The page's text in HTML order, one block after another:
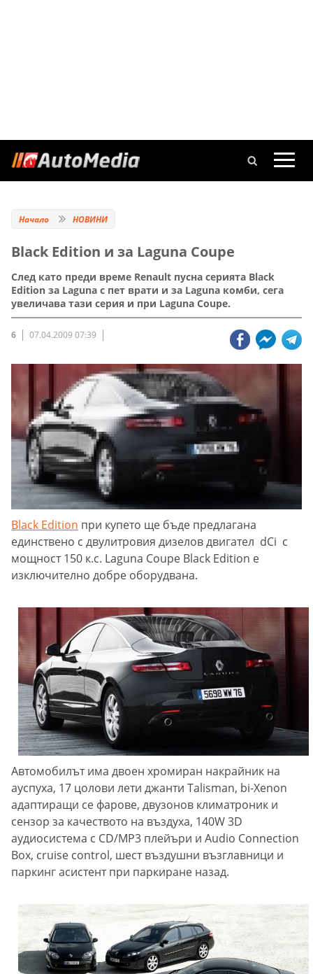
Начало НОВИНИ
Black Edition и за Laguna Coupe
След като преди време Renault пусна серията Black
Edition за Laguna с пет врати и за Laguna комби, сега
увеличава тази серия и при Laguna Coupe.
6 07.04.2009 07:39
Black Edition при купето ще бъде предлагана
единствено с двулитровия дизелов двигател dCi с
мощност 150 к.с. Laguna Coupe Black Edition е
изключително добре оборудвана.
Автомобилът има двоен хромиран накрайник на
ауспуха, 17 цолови лети джанти Talisman, bi-Xenon
адаптиращи се фарове, двузонов климатроник и
сензор за качеството на въздуха, 140W 3D
аудиосистема с CD/MP3 плейъри и Audio Connection
Box, cruise control, шест въздушни възглавници и
паркинг асистент при паркиране назад.